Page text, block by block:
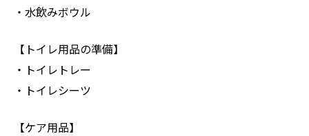
・水飲みボウル
【トイレ用品の準備】
・トイレトレー
・トイレシーツ
【ケア用品】